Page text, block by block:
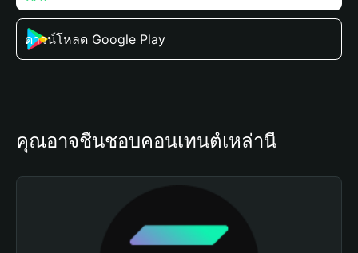
ดาวน์โหลด Google Play
คุณอาจชื่นชอบคอนเทนต์เหล่านี้